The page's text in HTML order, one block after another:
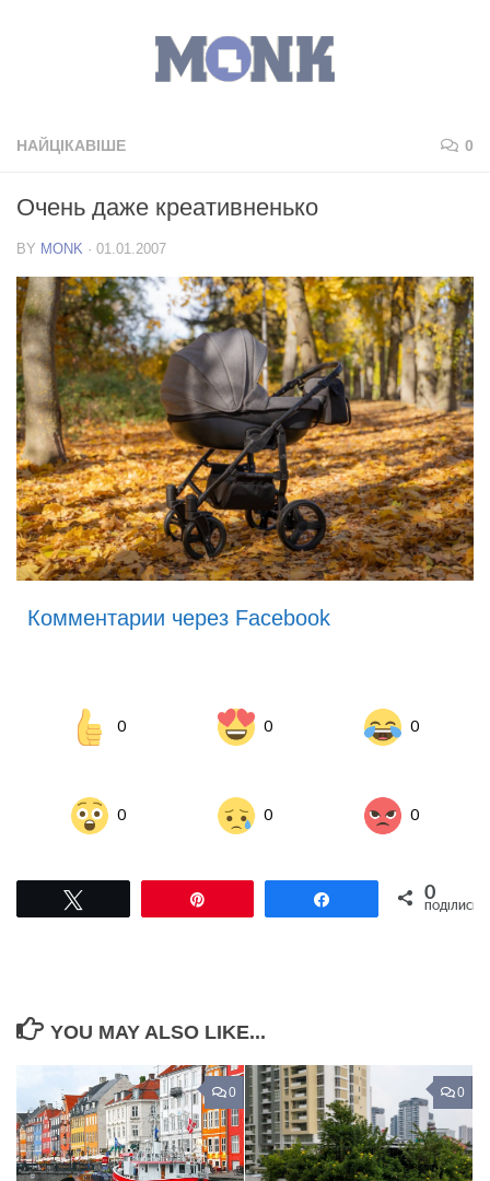
НАЙЦІКАВІШЕ 0
Очень даже креативненько
BY MONK · 01.01.2007
Комментарии через Facebook
0 0 0
0 0 0
Поділитися0
ПОДІЛИСЬ
YOU MAY ALSO LIKE...
0 0